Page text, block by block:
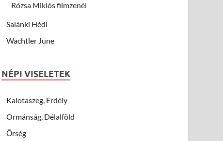
Rózsa Miklós filmzenéi
Salánki Hédi
Wachtler June
NÉPI VISELETEK
Kalotaszeg, Erdély
Ormánság, Délalföld
Őrség